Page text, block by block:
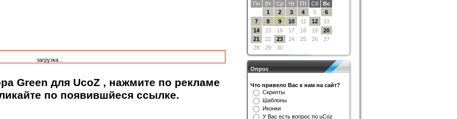
Пн
Вт Ср Чт Пт Сб
Вс
1
2 3 4 5
6
7
8 9 10 11 12
13
14
15 16 17 18 19
20
21
22 23 24 25 26
27
28
29 30
Опрос
Что привело Вас к нам на сайт?
Скрипты
Шаблоны
Иконки
У Вас есть вопрос по uCoz
загрузка...
Green для UcoZ, нажмите по рекламе
по появившйеся ссылке.